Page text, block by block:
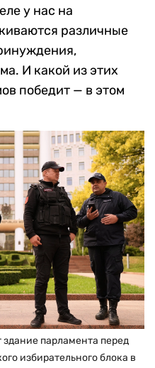
у нас на
различные
И какой из этих
победит — в этом
парламента перед
избирательного блока в